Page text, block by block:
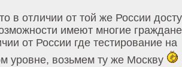
в отличии от той же России
имеют многие граждане
от России где тестирование на
уровне, возьмем ту же Москву